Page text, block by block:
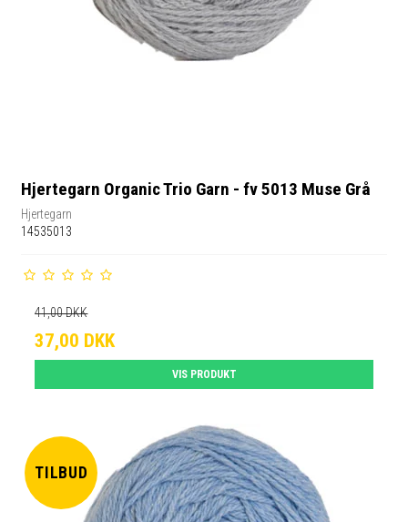
Hjertegarn Organic Trio Garn - fv 5013 Muse Grå
Hjertegarn
14535013
41,00 DKK
37,00 DKK
VIS PRODUKT
TILBUD